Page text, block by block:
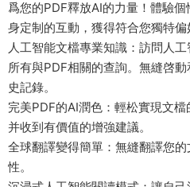
爲您的PDF釋放AI的力量！體驗
身定制的互動，獲得符合您獨特偏
人工智能文檔專業知識：訪問人
所有與PDF相關的查詢。無縫啓
史記錄。
完美PDF的AI潤色：輕松實現文
并收到有價值的增強建議。
全球翻譯變得簡單：無縫翻譯您
性。